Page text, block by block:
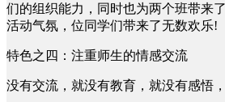
们的组织能力，同时也为两个班带来
活动气氛，位同学们带来了无数欢乐!
特色之四：注重师生的情感交流
没有交流，就没有教育，就没有感悟